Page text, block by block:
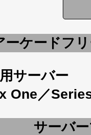
ーケードフ
サーバー
One／
サーバ